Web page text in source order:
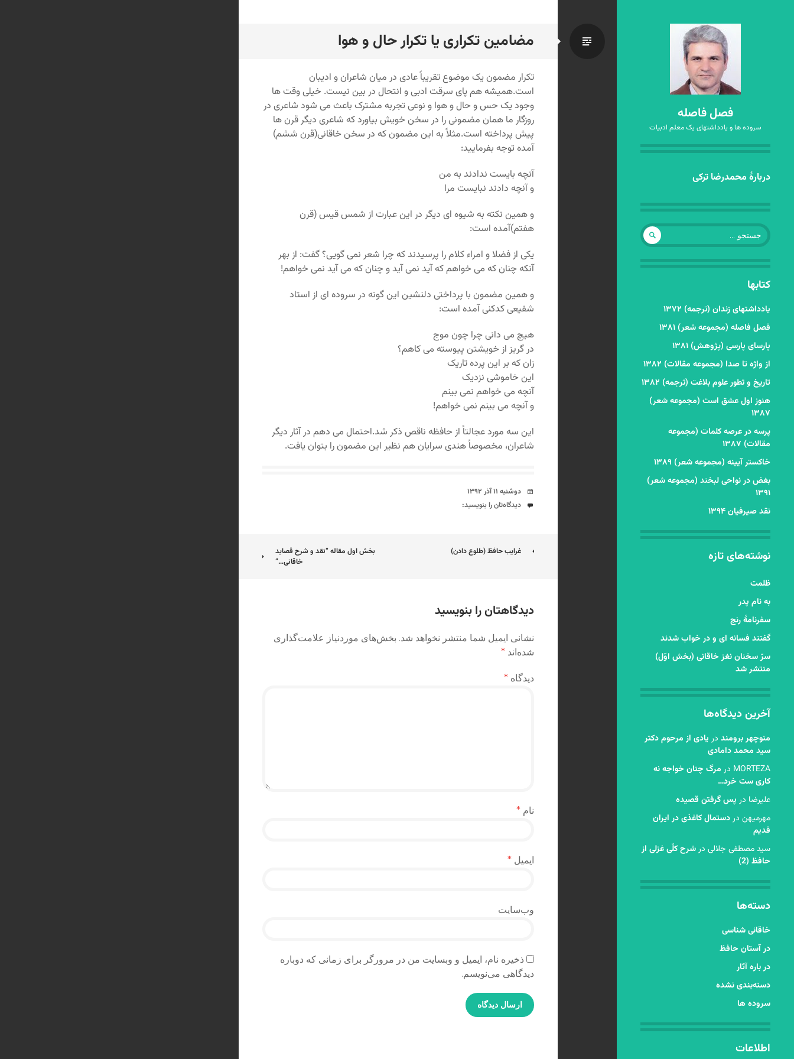
فصل فاصله
سروده ها و یادداشتهای یک معلم ادبیات
رفتن
نوشته‌ها
دربارهٔ محمدرضا ترکی
جستجو
برای:
کتابها
یادداشتهای زندان (ترجمه) ۱۳۷۲
فصل فاصله (مجموعه شعر) ۱۳۸۱
پارسای پارسی (پژوهش) ۱۳۸۱
از واژه تا صدا (مجموعه مقالات) ۱۳۸۲
تاریخ و تطور علوم بلاغت (ترجمه) ۱۳۸۲
هنوز اول عشق است (مجموعه شعر)
۱۳۸۷
پرسه در عرصه کلمات (مجموعه
مقالات) ۱۳۸۷
خاکستر آیینه (مجموعه شعر) ۱۳۸۹
بغض در نواحی لبخند (مجموعه شعر)
۱۳۹۱
نقد صیرفیان ۱۳۹۴
نوشته‌های تازه
ظلمت
به نام پدر
سفرنامۀ رنج
گفتند فسانه ای و در خواب شدند
سرّ سخنان نغز خاقانی (بخش اوّل)
منتشر شد
آخرین دیدگاه‌ها
منوچهر برومند در یادی از مرحوم دکتر
سید محمد دامادی
MORTEZA در مرگ چنان خواجه نه
کاری ست خرد…
عليرضا در پس گرفتن قصیده
مهرمیهن دردستمال کاغذی در ایران
قدیم
سید مصطفی جلالی درشرح کلّی غزلی از
حافظ (2)
دسته‌ها
خاقانی شناسی
در آستان حافظ
در باره آثار
دسته‌بندی نشده
سروده ها
اطلاعات
مضامین تکراری یا تکرار حال و هوااستاندارد
تکرار مضمون یک موضوع تقریباً عادی در میان شاعران و ادیبان
است.همیشه هم پای سرقت ادبی و انتحال در بین نیست. خیلی وقت ها
وجود یک حس و حال و هوا و نوعی تجربه مشترک باعث می شود شاعری در
روزگار ما همان مضمونی را در سخن خویش بیاورد که شاعری دیگر قرن ها
پیش پرداخته است.مثلاً به این مضمون که در سخن خاقانی(قرن ششم)
آمده توجه بفرمایید:
آنچه بایست ندادند به من
و آنچه دادند نبایست مرا
و همین نکته به شیوه ای دیگر در این عبارت از شمس قیس (قرن
هفتم)آمده است:
یکی از فضلا و امراء کلام را پرسیدند که چرا شعر نمی گویی؟ گفت: از بهر
آنکه چنان که می خواهم که آید نمی آید و چنان که می آید نمی خواهم!
و همین مضمون با پرداختی دلنشین این گونه در سروده ای از استاد
شفیعی کدکنی آمده است:
هیچ می دانی چرا چون موج
در گریز از خویشتن پیوسته می کاهم؟
زان که بر این پرده تاریک
این خاموشی نزدیک
آنچه می خواهم نمی بینم
و آنچه می بینم نمی خواهم!
این سه مورد عجالتاً از حافظه ناقص ذکر شد.احتمال می دهم در آثار دیگر
شاعران، مخصوصاً هندی سرایان هم نظیر این مضمون را بتوان یافت.
تاریخ
دوشنبه ۱۱ آذر ۱۳۹۲
دیدگاه‌ها
دیدگاه‌تان را بنویسید:
ناوبری
غرایب حافظ (طلوع دادن)
بخش اول مقاله “نقد و شرح قصاید
خاقانی…”
دیدگاهتان را بنویسید
نشانی ایمیل شما منتشر نخواهد شد. بخش‌های موردنیاز علامت‌گذاری
شده‌اند *
دیدگاه *
نام *
ایمیل *
وب‌سایت
ذخیره نام، ایمیل و وبسایت من در مرورگر برای زمانی که دوباره
دیدگاهی می‌نویسم.